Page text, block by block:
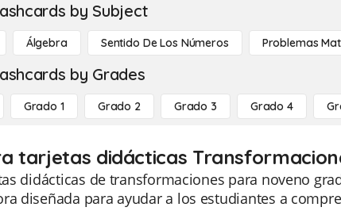
by Subject
Álgebra Sentido De Los Números Problemas
by Grades
Grado 1 Grado 2 Grado 3 Grado 4
tarjetas didácticas
didácticas de transformaciones para noveno
diseñada para ayudar a los estudiantes a